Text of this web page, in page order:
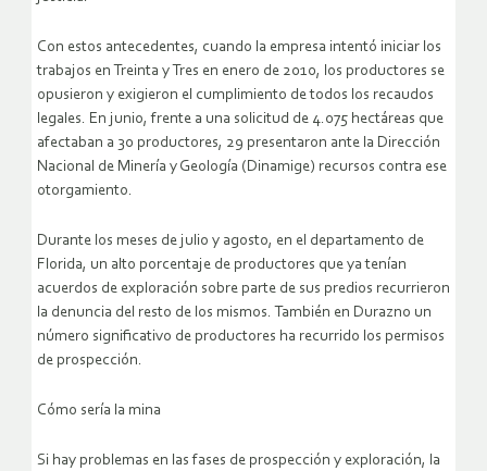
Con estos antecedentes, cuando la empresa intentó iniciar los
trabajos en Treinta y Tres en enero de 2010, los productores se
opusieron y exigieron el cumplimiento de todos los recaudos
legales. En junio, frente a una solicitud de 4.075 hectáreas que
afectaban a 30 productores, 29 presentaron ante la Dirección
Nacional de Minería y Geología (Dinamige) recursos contra ese
otorgamiento.
Durante los meses de julio y agosto, en el departamento de
Florida, un alto porcentaje de productores que ya tenían
acuerdos de exploración sobre parte de sus predios recurrieron
la denuncia del resto de los mismos. También en Durazno un
número significativo de productores ha recurrido los permisos
de prospección.
Cómo sería la mina
Si hay problemas en las fases de prospección y exploración, la